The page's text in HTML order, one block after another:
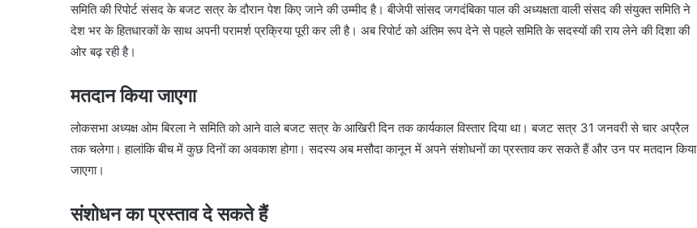
समिति की रिपोर्ट संसद के बजट सत्र के दौरान पेश किए जाने की उम्मीद है। बीजेपी सांसद जगदंबिका पाल की अध्यक्षता वाली संसद की संयुक्त समिति ने
देश भर के हितधारकों के साथ अपनी परामर्श प्रक्रिया पूरी कर ली है। अब रिपोर्ट को अंतिम रूप देने से पहले समिति के सदस्यों की राय लेने की दिशा की
ओर बढ़ रही है।
मतदान किया जाएगा
लोकसभा अध्यक्ष ओम बिरला ने समिति को आने वाले बजट सत्र के आखिरी दिन तक कार्यकाल विस्तार दिया था। बजट सत्र 31 जनवरी से चार अप्रैल
तक चलेगा। हालांकि बीच में कुछ दिनों का अवकाश होगा। सदस्य अब मसौदा कानून में अपने संशोधनों का प्रस्ताव कर सकते हैं और उन पर मतदान किया
जाएगा।
संशोधन का प्रस्ताव दे सकते हैं